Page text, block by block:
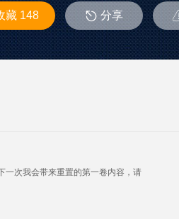
藏 148  分享
一次我会带来重置的第一卷内容，请